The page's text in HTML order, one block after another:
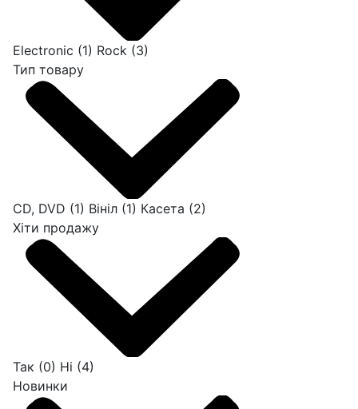
Electronic (1) Rock (3)
Тип товару
CD, DVD (1) Вініл (1) Касета (2)
Хіти продажу
Так (0) Ні (4)
Новинки